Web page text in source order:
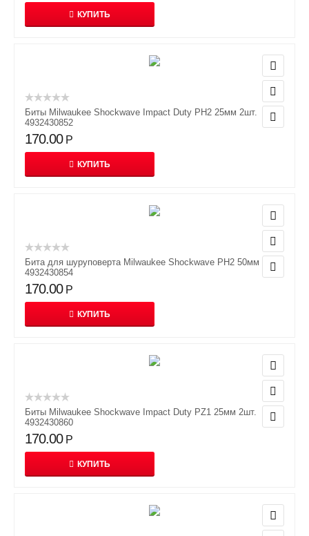
КУПИТЬ
Биты Milwaukee Shockwave Impact Duty PH2 25мм 2шт.
4932430852
170.00 Р
КУПИТЬ
Бита для шуруповерта Milwaukee Shockwave PH2 50мм
4932430854
170.00 Р
КУПИТЬ
Биты Milwaukee Shockwave Impact Duty PZ1 25мм 2шт.
4932430860
170.00 Р
КУПИТЬ